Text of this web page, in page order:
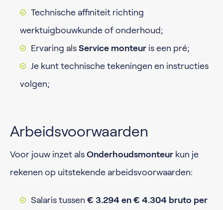
Technische affiniteit richting
werktuigbouwkunde of onderhoud;
Ervaring als Service monteur is een pré;
Je kunt technische tekeningen en instructies
volgen;
Arbeidsvoorwaarden
Voor jouw inzet als Onderhoudsmonteur kun je
rekenen op uitstekende arbeidsvoorwaarden:
Salaris tussen € 3.294 en € 4.304 bruto per